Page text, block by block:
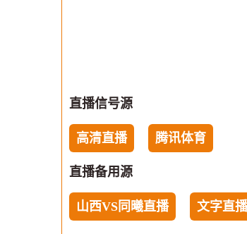
直播信号源
高清直播 腾讯体育
直播备用源
山西VS同曦直播 文字直播